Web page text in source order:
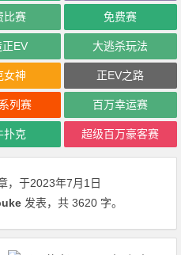
比赛 免费赛
EV 大逃杀玩法
女神 正EV之路
列赛 百万幸运赛
扑克 超级百万豪客赛
，于2023年7月1日
发表，共 3620 字。